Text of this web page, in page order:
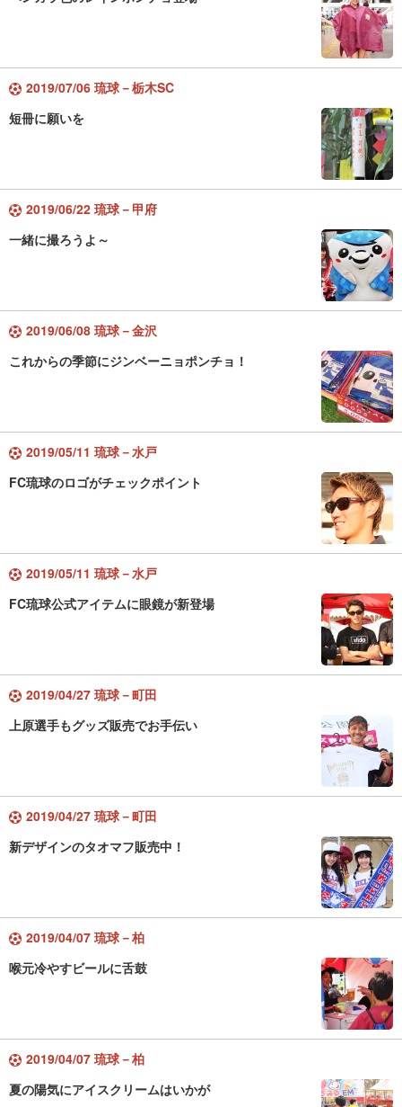
2019/07/06 琉球－栃木SC
短冊に願いを
2019/06/22 琉球－甲府
一緒に撮ろうよ～
2019/06/08 琉球－金沢
これからの季節にジンベーニョポンチョ！
2019/05/11 琉球－水戸
FC琉球のロゴがチェックポイント
2019/05/11 琉球－水戸
FC琉球公式アイテムに眼鏡が新登場
2019/04/27 琉球－町田
上原選手もグッズ販売でお手伝い
2019/04/27 琉球－町田
新デザインのタオマフ販売中！
2019/04/07 琉球－柏
喉元冷やすビールに舌鼓
2019/04/07 琉球－柏
夏の陽気にアイスクリームはいかが